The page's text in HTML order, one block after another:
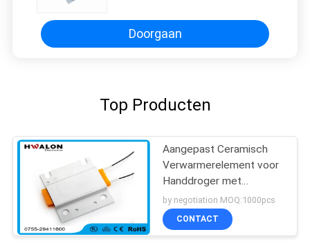
Wierookvat
Doorgaan
Top Producten
Aangepast Ceramisch
Verwarmerelement voor
Handdroger met
Roestvrij staalhuisvesting
by negotiation MOQ:1000pcs
CONTACT